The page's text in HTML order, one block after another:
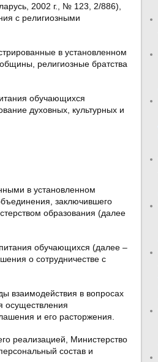
2002 г., № 123, 2/886),
с религиозными
в установленном
религиозные братства
обучающихся
духовных, культурных и
в установленном
заключившего
образования (далее
обучающихся (далее –
о сотрудничестве с
взаимодействия в вопросах
осуществления
и его расторжения.
реализацией, Министерство
состав и